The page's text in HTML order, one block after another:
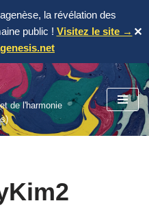
la révélation des
public ! Visitez le site → ✕
de l'harmonie